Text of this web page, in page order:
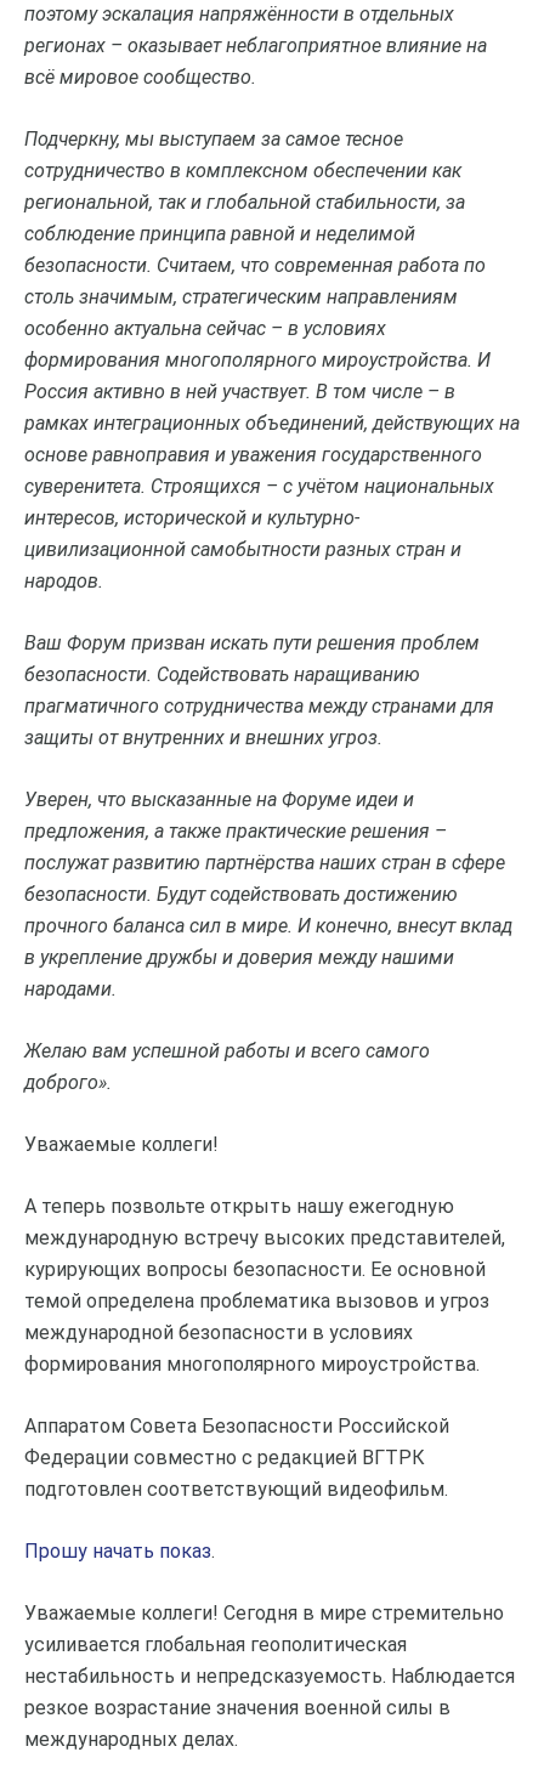
поэтому эскалация напряжённости в отдельных
регионах – оказывает неблагоприятное влияние на
всё мировое сообщество.
Подчеркну, мы выступаем за самое тесное
сотрудничество в комплексном обеспечении как
региональной, так и глобальной стабильности, за
соблюдение принципа равной и неделимой
безопасности. Считаем, что современная работа по
столь значимым, стратегическим направлениям
особенно актуальна сейчас – в условиях
формирования многополярного мироустройства. И
Россия активно в ней участвует. В том числе – в
рамках интеграционных объединений, действующих на
основе равноправия и уважения государственного
суверенитета. Строящихся – с учётом национальных
интересов, исторической и культурно-
цивилизационной самобытности разных стран и
народов.
Ваш Форум призван искать пути решения проблем
безопасности. Содействовать наращиванию
прагматичного сотрудничества между странами для
защиты от внутренних и внешних угроз.
Уверен, что высказанные на Форуме идеи и
предложения, а также практические решения –
послужат развитию партнёрства наших стран в сфере
безопасности. Будут содействовать достижению
прочного баланса сил в мире. И конечно, внесут вклад
в укрепление дружбы и доверия между нашими
народами.
Желаю вам успешной работы и всего самого
доброго».
Уважаемые коллеги!
А теперь позвольте открыть нашу ежегодную
международную встречу высоких представителей,
курирующих вопросы безопасности. Ее основной
темой определена проблематика вызовов и угроз
международной безопасности в условиях
формирования многополярного мироустройства.
Аппаратом Совета Безопасности Российской
Федерации совместно с редакцией ВГТРК
подготовлен соответствующий видеофильм.
Прошу начать показ.
Уважаемые коллеги! Сегодня в мире стремительно
усиливается глобальная геополитическая
нестабильность и непредсказуемость. Наблюдается
резкое возрастание значения военной силы в
международных делах.